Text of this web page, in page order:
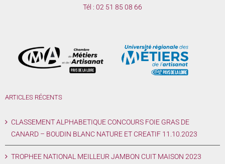
Tél : 02 51 85 08 66
ARTICLES RÉCENTS
CLASSEMENT ALPHABETIQUE CONCOURS FOIE GRAS DE
CANARD – BOUDIN BLANC NATURE ET CREATIF 11.10.2023
TROPHEE NATIONAL MEILLEUR JAMBON CUIT MAISON 2023